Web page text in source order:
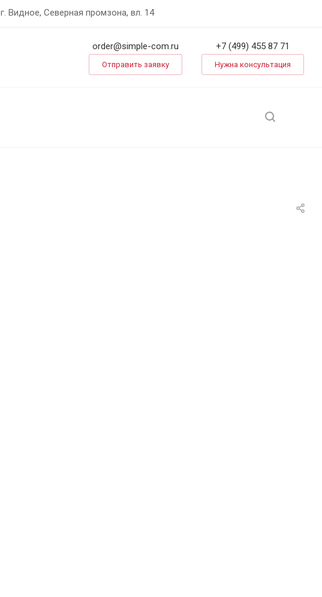
г. Видное, Северная промзона, вл. 14
order@simple-com.ru
Отправить заявку
+7 (499) 455 87 71
Нужна консультация